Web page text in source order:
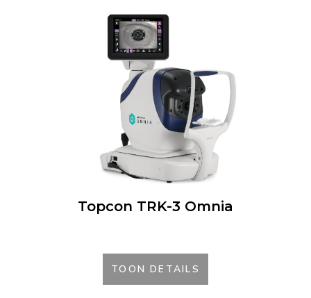
Topcon TRK-3 Omnia
TOON DETAILS